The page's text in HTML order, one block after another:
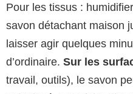
Pour les tissus :
savon détachant maison
laisser agir quelques
d’ordinaire. Sur les
travail, outils), le savon